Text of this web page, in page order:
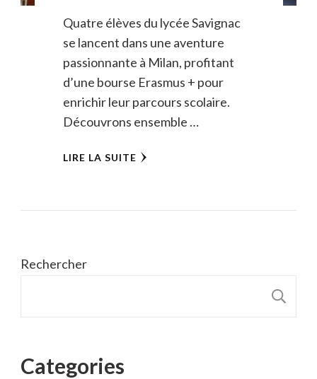
Quatre élèves du lycée Savignac
se lancent dans une aventure
passionnante à Milan, profitant
d’une bourse Erasmus + pour
enrichir leur parcours scolaire.
Découvrons ensemble …
LIRE LA SUITE
Rechercher
Categories